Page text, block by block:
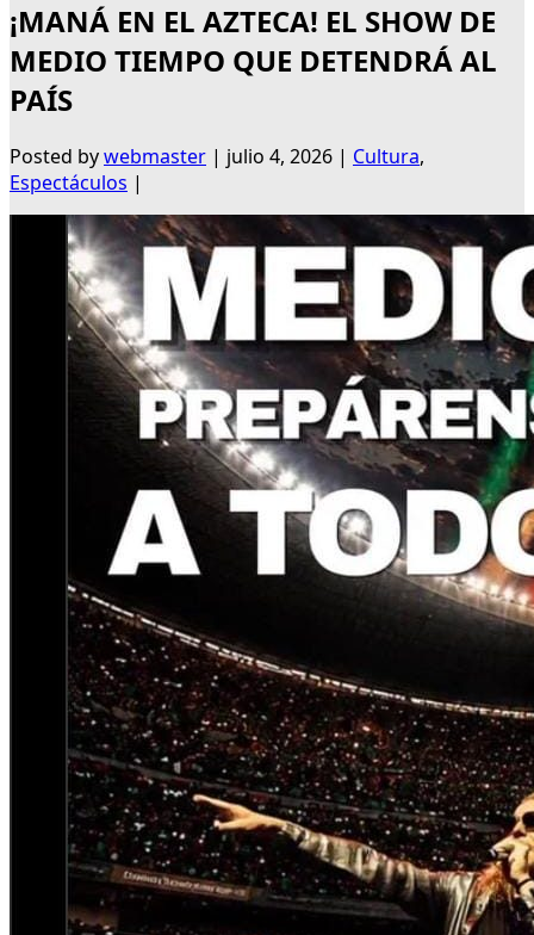
¡MANÁ EN EL AZTECA! EL SHOW DE
MEDIO TIEMPO QUE DETENDRÁ AL
PAÍS
Posted bywebmaster | julio 4, 2026 | Cultura,
Espectáculos |